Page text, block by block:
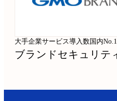
大手企業サービス導入数国内No.1
ブランドセキュリテ